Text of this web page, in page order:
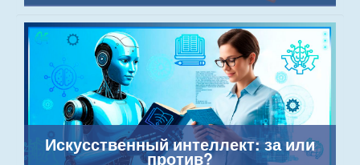
Искусственный интеллект: за или
против?